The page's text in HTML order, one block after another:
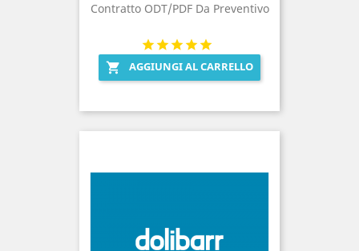
Contratto ODT/PDF Da Preventivo
 AGGIUNGI AL CARRELLO